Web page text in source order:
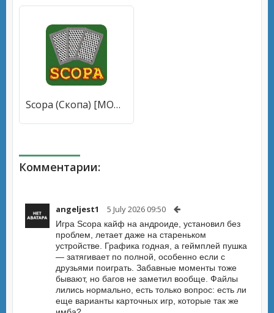
Scopa (Скопа) [МОД Unlocked] APK Android
Комментарии:
angeljest1 5 July 2026 09:50
Игра Scopa кайф на андроиде, установил без
проблем, летает даже на стареньком
устройстве. Графика годная, а геймплей пушка
— затягивает по полной, особенно если с
друзьями поиграть. Забавные моменты тоже
бывают, но багов не заметил вообще. Файлы
лились нормально, есть только вопрос: есть ли
еще варианты карточных игр, которые так же